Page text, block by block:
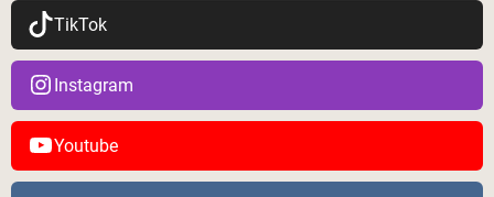
TikTok
Instagram
Youtube